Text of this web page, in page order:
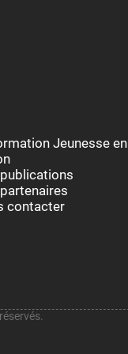
Jeunesse en
contacter